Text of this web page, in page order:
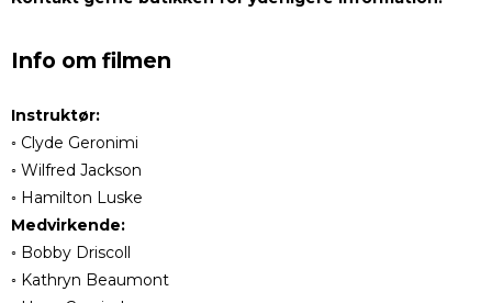
Info om filmen
Instruktør:
◦ Clyde Geronimi
◦ Wilfred Jackson
◦ Hamilton Luske
Medvirkende:
◦ Bobby Driscoll
◦ Kathryn Beaumont